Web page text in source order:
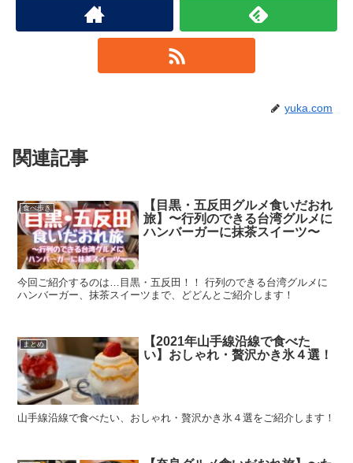
yuka.com
関連記事
食べ歩き
【目黒・五反田グルメ食いだおれ
旅】〜行列のできる台湾グルメに
ハンバーガーに抹茶スイーツ〜
今回ご紹介するのは…目黒・五反田！！ 行列のできる台湾グルメに
ハンバーガー、抹茶スイーツまで、どどんとご紹介します！
まとめ
【2021年山手線沿線で食べた
い】おしゃれ・贅沢かき氷４選！
山手線沿線で食べたい、おしゃれ・贅沢かき氷４選をご紹介します！